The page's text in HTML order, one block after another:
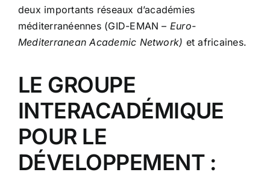
deux importants réseaux d’académies
méditerranéennes (GID-EMAN – Euro-
Mediterranean Academic Network) et africaines.
LE GROUPE
INTERACADÉMIQUE
POUR LE
DÉVELOPPEMENT :